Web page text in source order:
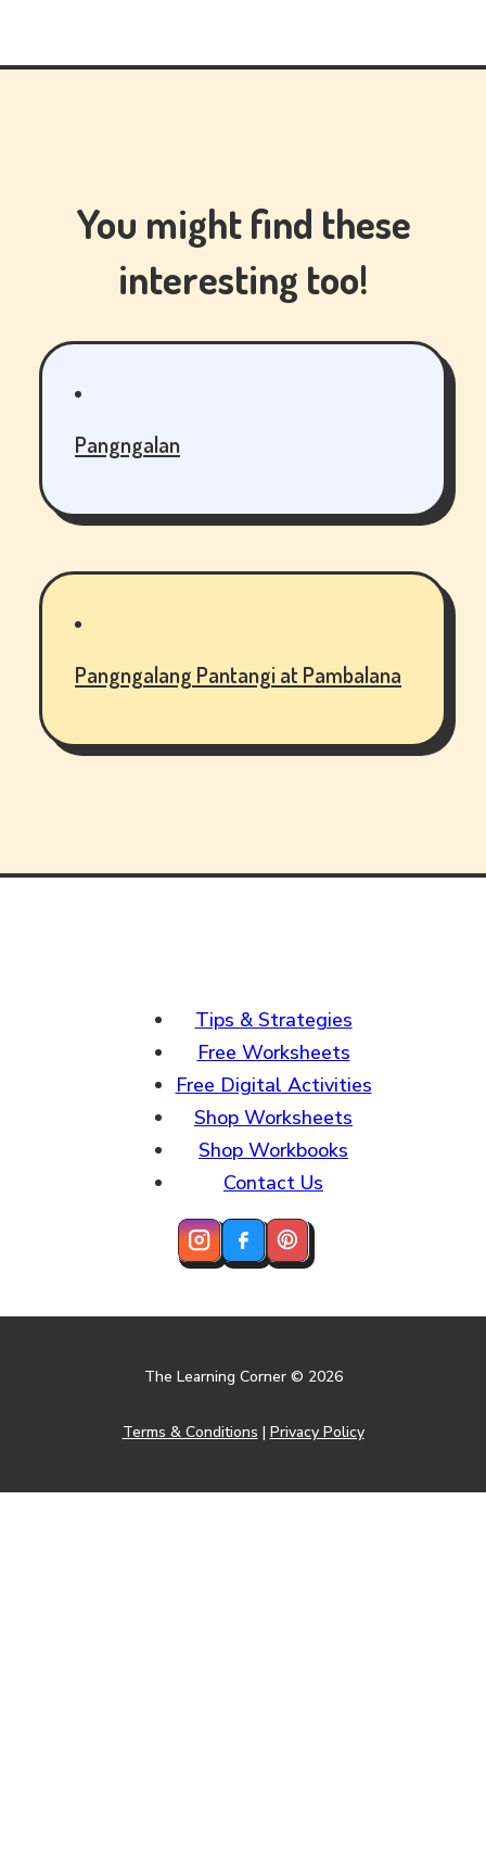
You might find these
interesting too!
Pangngalan
Pangngalang Pantangi at Pambalana
Tips & Strategies
Free Worksheets
Free Digital Activities
Shop Worksheets
Shop Workbooks
Contact Us
The Learning Corner © 2026
Terms & Conditions | Privacy Policy